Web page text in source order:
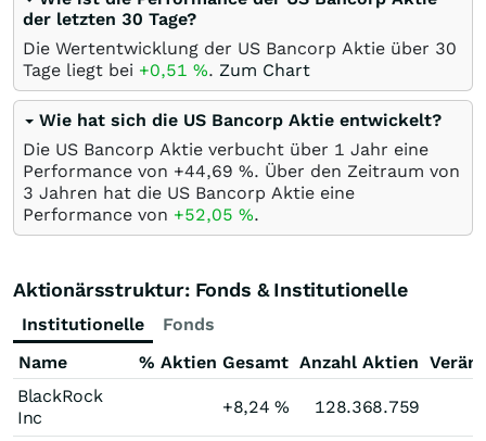
der letzten 30 Tage?
Die Wertentwicklung der US Bancorp Aktie über 30
Tage liegt bei +0,51 %. Zum Chart
Wie hat sich die US Bancorp Aktie entwickelt?
Die US Bancorp Aktie verbucht über 1 Jahr eine
Performance von +44,69 %. Über den Zeitraum von
3 Jahren hat die US Bancorp Aktie eine
Performance von +52,05 %.
Aktionärsstruktur: Fonds & Institutionelle
Institutionelle
Fonds
Name
% Aktien Gesamt Anzahl Aktien
BlackRock
Inc
+8,24% 128.368.759